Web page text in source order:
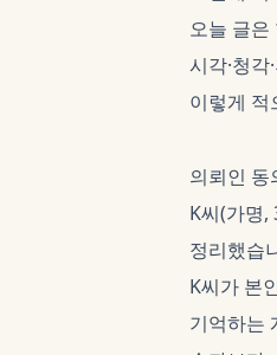
오늘 글은
시각·청각
이렇게
의뢰인 동
K씨(가명,
정리했습
K씨가 본
기억하는